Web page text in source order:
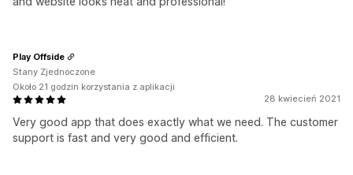
28 kwiecień 2021
Very good app that does exactly what we need. The customer
support is fast and very good and efficient.
Play Offside
Stany Zjednoczone
Około 21 godzin korzystania z aplikacji